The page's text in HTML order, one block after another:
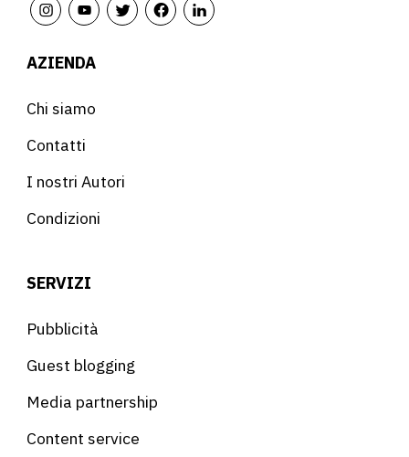
AZIENDA
Chi siamo
Contatti
I nostri Autori
Condizioni
SERVIZI
Pubblicità
Guest blogging
Media partnership
Content service